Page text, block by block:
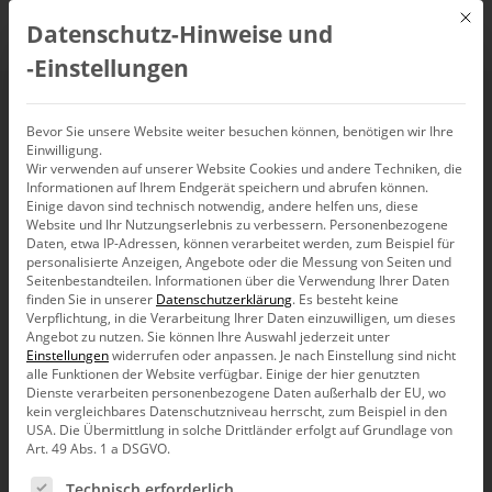
Arbeitstagkalender
Zur Berechnung von Kennzahlen, die von der genauen
Anzahl der Arbeitstage abhängen, ist es notwendig, diese
im Modell korrekt abzubilden. Die Bundesländer in
Deutschland haben unterschiedlich viele Feiertage, was
die Anzahl der Arbeitstage beeinflusst. In diesem Artikel
wird gezeigt, wie mit Hilfe der von ETL zur Verfügung
gestellten Funktionen dbo.F_BC_Holiday und
dbo.F_BC_Holiday2 die Arbeitstage pro Bundesland
ermittelt werden können.
Arbeitstagkalender
Mit
Datenschutz-Hinweise und
‑Einstellungen
Bevor Sie unsere Website weiter besuchen können, benötigen wir Ihre
Einwilligung.
Wir verwenden auf unserer Website Cookies und andere Techniken, die
Informationen auf Ihrem Endgerät speichern und abrufen können.
Einige davon sind technisch notwendig, andere helfen uns, diese
Website und Ihr Nutzungserlebnis zu verbessern. Personenbezogene
Daten, etwa IP-Adressen, können verarbeitet werden, zum Beispiel für
personalisierte Anzeigen, Angebote oder die Messung von Seiten und
Seitenbestandteilen. Informationen über die Verwendung Ihrer Daten
finden Sie in unserer Datenschutzerklärung. Es besteht keine
Verpflichtung, in die Verarbeitung Ihrer Daten einzuwilligen, um dieses
Angebot zu nutzen.Sie können Ihre Auswahl jederzeit unter
Einstellungenwiderrufen oder anpassen. Je nach Einstellung sind nicht
alle Funktionen der Website verfügbar. Einige der hier genutzten
Dienste verarbeiten personenbezogene Daten außerhalb der EU, wo
kein vergleichbares Datenschutzniveau herrscht, zum Beispiel in den
USA. Die Übermittlung in solche Drittländer erfolgt auf Grundlage von
Art. 49 Abs. 1 a DSGVO.
Es folgt eine Liste der Service-Gruppen, für die eine